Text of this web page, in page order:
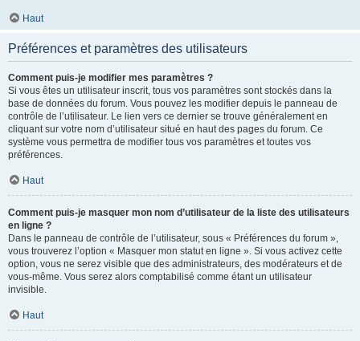
Haut
Préférences et paramètres des utilisateurs
Comment puis-je modifier mes paramètres ?
Si vous êtes un utilisateur inscrit, tous vos paramètres sont stockés dans la
base de données du forum. Vous pouvez les modifier depuis le panneau de
contrôle de l’utilisateur. Le lien vers ce dernier se trouve généralement en
cliquant sur votre nom d’utilisateur situé en haut des pages du forum. Ce
système vous permettra de modifier tous vos paramètres et toutes vos
préférences.
Haut
Comment puis-je masquer mon nom d’utilisateur de la liste des utilisateurs
en ligne ?
Dans le panneau de contrôle de l’utilisateur, sous « Préférences du forum »,
vous trouverez l’option « Masquer mon statut en ligne ». Si vous activez cette
option, vous ne serez visible que des administrateurs, des modérateurs et de
vous-même. Vous serez alors comptabilisé comme étant un utilisateur
invisible.
Haut